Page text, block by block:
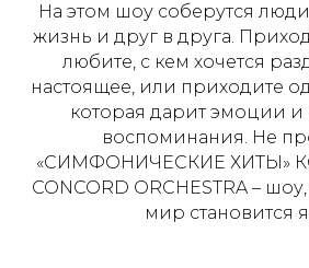
На этом шоу соберутся
жизнь и друг в друга.
любите, с кем хочется
настоящее, или приходите
которая дарит эмоции и
воспоминания. Не
«СИМФОНИЧЕСКИЕ ХИТЫ»
CONCORD ORCHESTRA –
мир становится